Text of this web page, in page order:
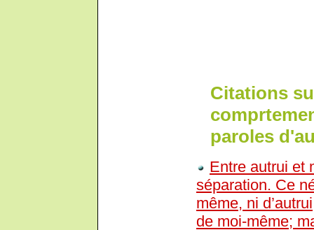
Citations
paroles
Entre autrui et
séparation. Ce
même, ni
de moi-même;